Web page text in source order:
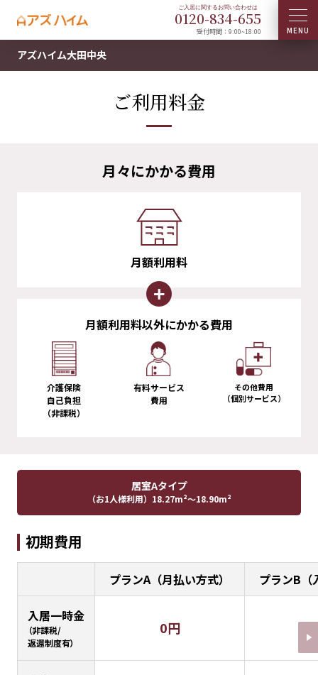
0120-834-655
受付時間：9:00~18:00
アズハイム大田中央
ご利用料金
月々にかかる費用
月額利用料
月額利用料以外にかかる費用
介護保険
自己負担
（非課税）
有料サービス
費用
その他費用
（個別サービス）
居室Aタイプ
（お1人様利用） 18.27m²〜18.90m²
初期費用
プランA（月払い方式） プランB（
入居一時金
（非課税/
返還制度有）
0円